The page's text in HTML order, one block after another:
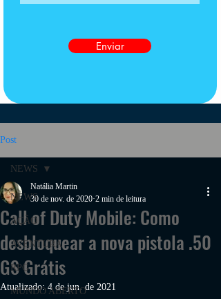
Enviar
Post
NEWS
AÇÃO
AVENTURA
RPG
MUNDO ABERTO
NEWS
Call of Duty Mobile: Como
desbloquear a nova pistola .50
GS Grátis
Natália Martin
30 de nov. de 2020 2 min de leitura
Atualizado: 4 de jun. de 2021